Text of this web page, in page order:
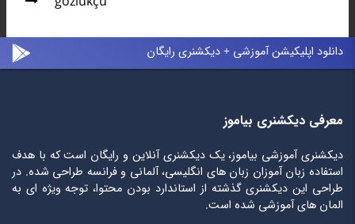
دانلود اپلیکیشن آموزشی + دیکشنری رایگان
معرفی دیکشنری بیاموز
دیکشنری آموزشی بیاموز، یک دیکشنری آنلاین و رایگان است که با هدف
استفاده زبان آموزان زبان های انگلیسی، آلمانی و فرانسه طراحی شده. در
طراحی این دیکشنری گذشته از استاندارد بودن محتوا، توجه ویژه ای به
المان های آموزشی شده است.